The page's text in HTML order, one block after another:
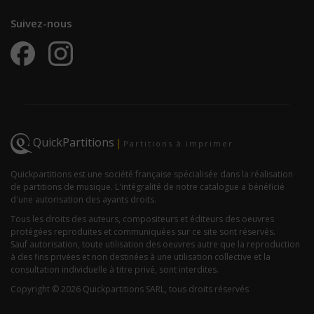
Suivez-nous
QuickPartitions | Partitions à imprimer
Quickpartitions est une société française spécialisée dans la réalisation
de partitions de musique. L'intégralité de notre catalogue a bénéficié
d'une autorisation des ayants droits.
Tous les droits des auteurs, compositeurs et éditeurs des oeuvres
protégées reproduites et communiquées sur ce site sont réservés.
Sauf autorisation, toute utilisation des oeuvres autre que la reproduction
à des fins privées et non destinées à une utilisation collective et la
consultation individuelle à titre privé, sont interdites.
Copyright © 2026 Quickpartitions SARL, tous droits réservés